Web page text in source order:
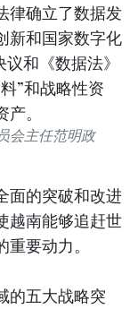
律确立了数据发
新和国家数字化
和《数据法》
”和战略性资
。
会主任范明政
面的突破和改进
越南能够追赶世
要动力。
的五大战略突